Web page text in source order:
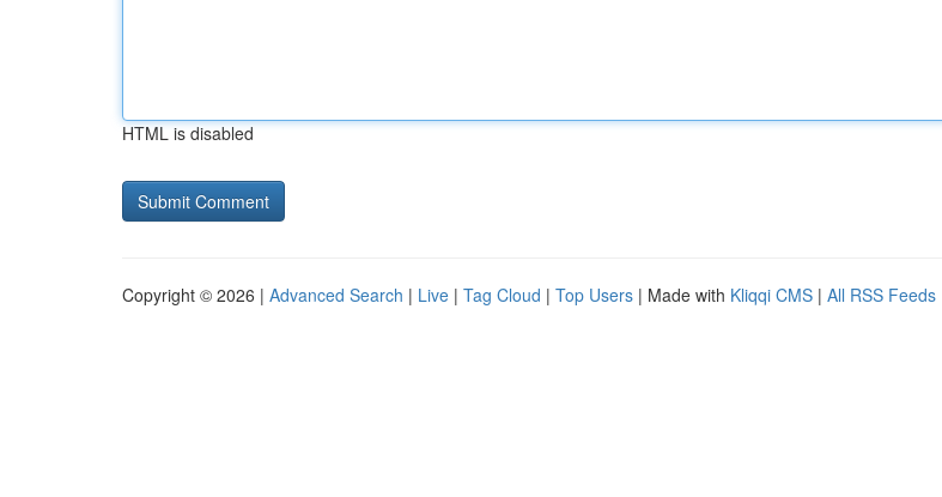
HTML is disabled
Copyright © 2026 | Advanced Search | Live | Tag Cloud | Top Users | Made with Kliqqi CMS | All RSS Feeds